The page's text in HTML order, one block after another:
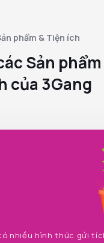
phẩm & Tiện ích
Sản
của 3Gang
nhiều hình thức gửi